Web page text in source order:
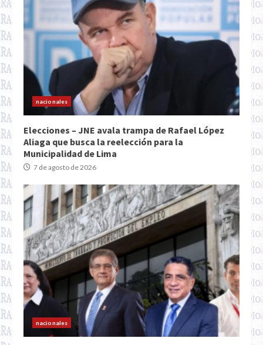
nacionales
Elecciones – JNE avala trampa de Rafael López
Aliaga que busca la reelección para la
Municipalidad de Lima
7 de agosto de 2026
nacionales